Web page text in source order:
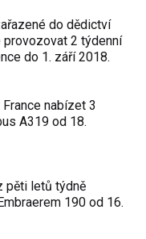
do dědictví
provozovat 2 týdenní
do 1. září 2018.
nabízet 3
A319 od 18.
pěti letů týdně
190 od 16.